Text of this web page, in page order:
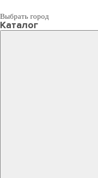
Выбрать город
Каталог